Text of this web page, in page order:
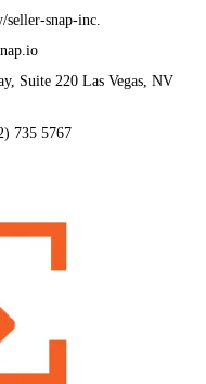
snap-inc.
Suite 220 Las Vegas, NV
735 5767